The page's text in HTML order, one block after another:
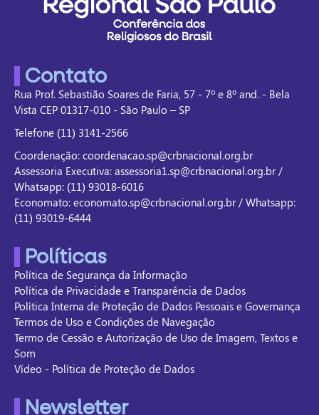
Contato
Rua Prof. Sebastião Soares de Faria, 57 - 7º e 8º and. - Bela
Vista CEP 01317-010 - São Paulo – SP
Telefone (11) 3141-2566
Coordenação: coordenacao.sp@crbnacional.org.br
Assessoria Executiva: assessoria1.sp@crbnacional.org.br /
Whatsapp: (11) 93018-6016
Economato: economato.sp@crbnacional.org.br / Whatsapp:
(11) 93019-6444
Políticas
Política de Segurança da Informação
Política de Privacidade e Transparência de Dados
Política Interna de Proteção de Dados Pessoais e Governança
Termos de Uso e Condições de Navegação
Termo de Cessão e Autorização de Uso de Imagem, Textos e
Som
Vídeo - Política de Proteção de Dados
Newsletter